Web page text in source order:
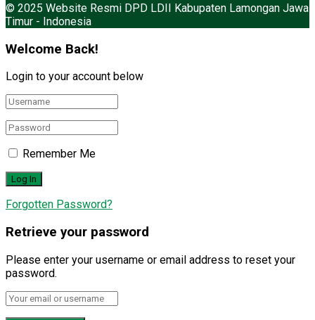
© 2025 Website Resmi DPD LDII Kabupaten Lamongan Jawa
Timur - Indonesia
Welcome Back!
Login to your account below
Remember Me
Forgotten Password?
Retrieve your password
Please enter your username or email address to reset your
password.